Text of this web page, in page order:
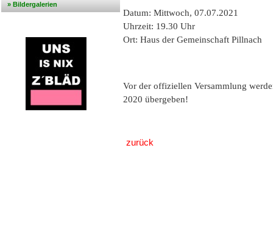
» Bildergalerien
Datum: Mittwoch, 07.07.2021
Uhrzeit: 19.30 Uhr
Ort: Haus der Gemeinschaft Pillnach
Vor der offiziellen Versammlung
2020 übergeben!
zurück